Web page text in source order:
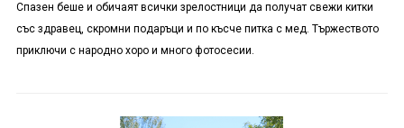
Спазен беше и обичаят всички зрелостници да получат свежи китки
със здравец, скромни подаръци и по късче питка с мед. Тържеството
приключи с народно хоро и много фотосесии.